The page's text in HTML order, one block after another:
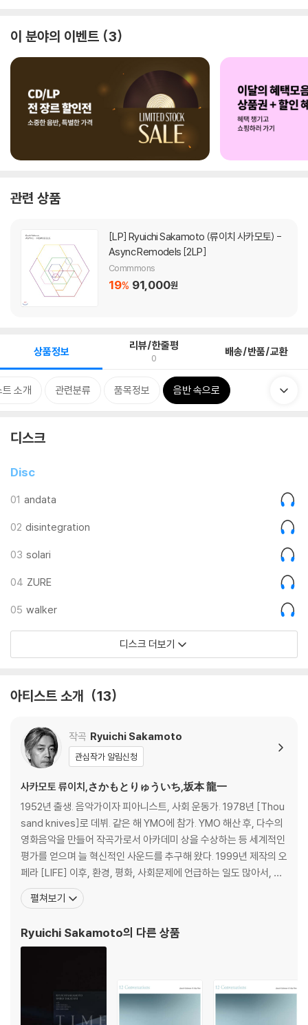
이 분야의 이벤트 3
관련 상품
[LP]
Async Remodels [2LP]
Commmons
19% 91,000원
상품정보 리뷰/한줄평
0 배송/반품/교환
소개 관련분류 품목정보 음반 속으로
디스크
Disc
01 andata
02 disintegration
03 solari
04 ZURE
05 walker
디스크 더보기
아티스트 소개 13
작곡 Ryuichi Sakamoto
관심작가 알림신청
사카모토 류이치,さかもとりゅういち,坂本 龍一
1952년 출생. 음악가이자 피아니스트, 사회 운동가. 1978년 [Thou
sand knives]로 데뷔. 같은 해 YMO에 참가. YMO 해산 후, 다수의
영화음악을 만들어 작곡가로서 아카데미 상을 수상하는 등 세계적인
평가를 얻으며 늘 혁신적인 사운드를 추구해 왔다. 1999년 제작의 오
페라 [LIFE] 이후, 환경, 평화, 사회문제에 언급하는 일도 많아서, 9.1
1 동시 다발 테러를 계기로, 논고집 [비전]을 감수. 자연 에너지 이용
촉진을 제창하는 아티스트 단체 ‘artists’ power’를 창시했다. 200
펼쳐보기
Ryuichi Sakamoto의 다른 상품